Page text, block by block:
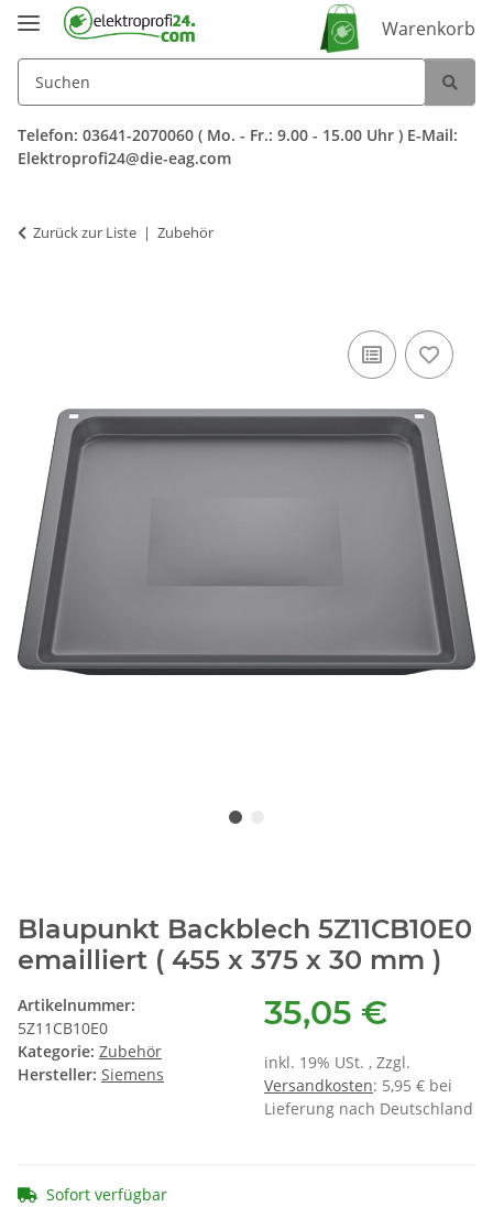
Warenkorb
Telefon: 03641-2070060 ( Mo. - Fr.: 9.00 - 15.00 Uhr ) E-Mail:
Elektroprofi24@die-eag.com
Zurück zur Liste Zubehör
Blaupunkt Backblech 5Z11CB10E0
emailliert ( 455 x 375 x 30 mm )
Artikelnummer:
5Z11CB10E0
Kategorie: Zubehör
Hersteller: Siemens
35,05 €
inkl. 19% USt. , Zzgl.
Versandkosten: 5,95 € bei
Lieferung nach Deutschland
Sofort verfügbar